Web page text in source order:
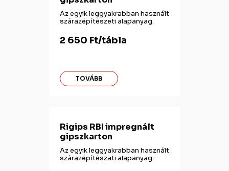
Az egyik leggyakrabban használt
szárazépítészeti alapanyag.
2 650 Ft/tábla
TOVÁBB
Rigips RBI impregnált
gipszkarton
Az egyik leggyakrabban használt
szárazépítészati alapanyag.